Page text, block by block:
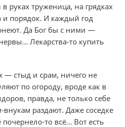
руках труженица, на грядках
порядок. И каждый год
Да Бог бы с ними —
Лекарства-то купить
— стыд и срам, ничего не
по огороду, вроде как в
правда, не только себе
внукам раздают. Даже соседке
то всё... Вот есть